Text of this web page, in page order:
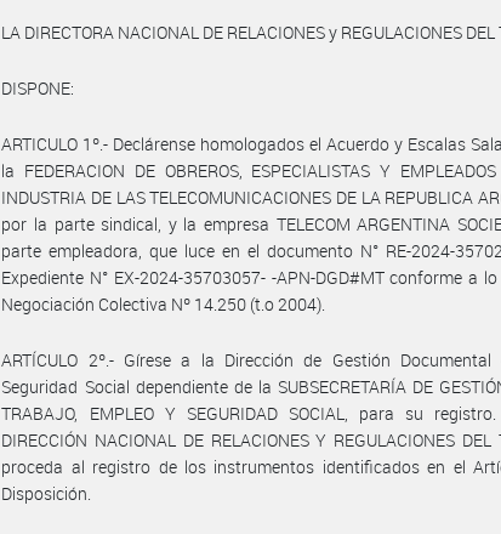
LA DIRECTORA NACIONAL DE RELACIONES y REGULACIONES
DISPONE:
ARTICULO 1º.- Declárense homologados el Acuerdo y Escalas
la FEDERACION DE OBREROS, ESPECIALISTAS Y
INDUSTRIA DE LAS TELECOMUNICACIONES DE LA REPUBLICA
por la parte sindical, y la empresa TELECOM ARGENTINA
parte empleadora, que luce en el documento N° RE-2024-
Expediente N° EX-2024-35703057- -APN-DGD#MT conforme a
Negociación Colectiva Nº 14.250 (t.o 2004).
ARTÍCULO 2º.- Gírese a la Dirección de Gestión
Seguridad Social dependiente de la SUBSECRETARÍA DE
TRABAJO, EMPLEO Y SEGURIDAD SOCIAL, para su
DIRECCIÓN NACIONAL DE RELACIONES Y REGULACIONES
proceda al registro de los instrumentos identificados en el
Disposición.